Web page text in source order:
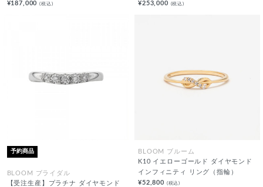
¥187,000(税込)
¥253,000 (税込)
予約商品
BLOOM ブライダル
【受注生産】プラチナ ダイヤモンド
BLOOM ブルーム
K10 イエローゴールド ダイヤモンド
インフィニティ リング（指輪）
¥52,800 (税込)